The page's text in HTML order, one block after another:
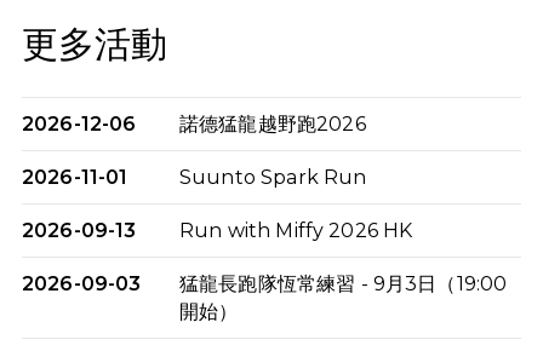
更多活動
2026-12-06 諾德猛龍越野跑2026
2026-11-01 Suunto Spark Run
2026-09-13 Run with Miffy 2026 HK
2026-09-03
猛龍長跑隊恆常練習 - 9月3日（19:00
開始）